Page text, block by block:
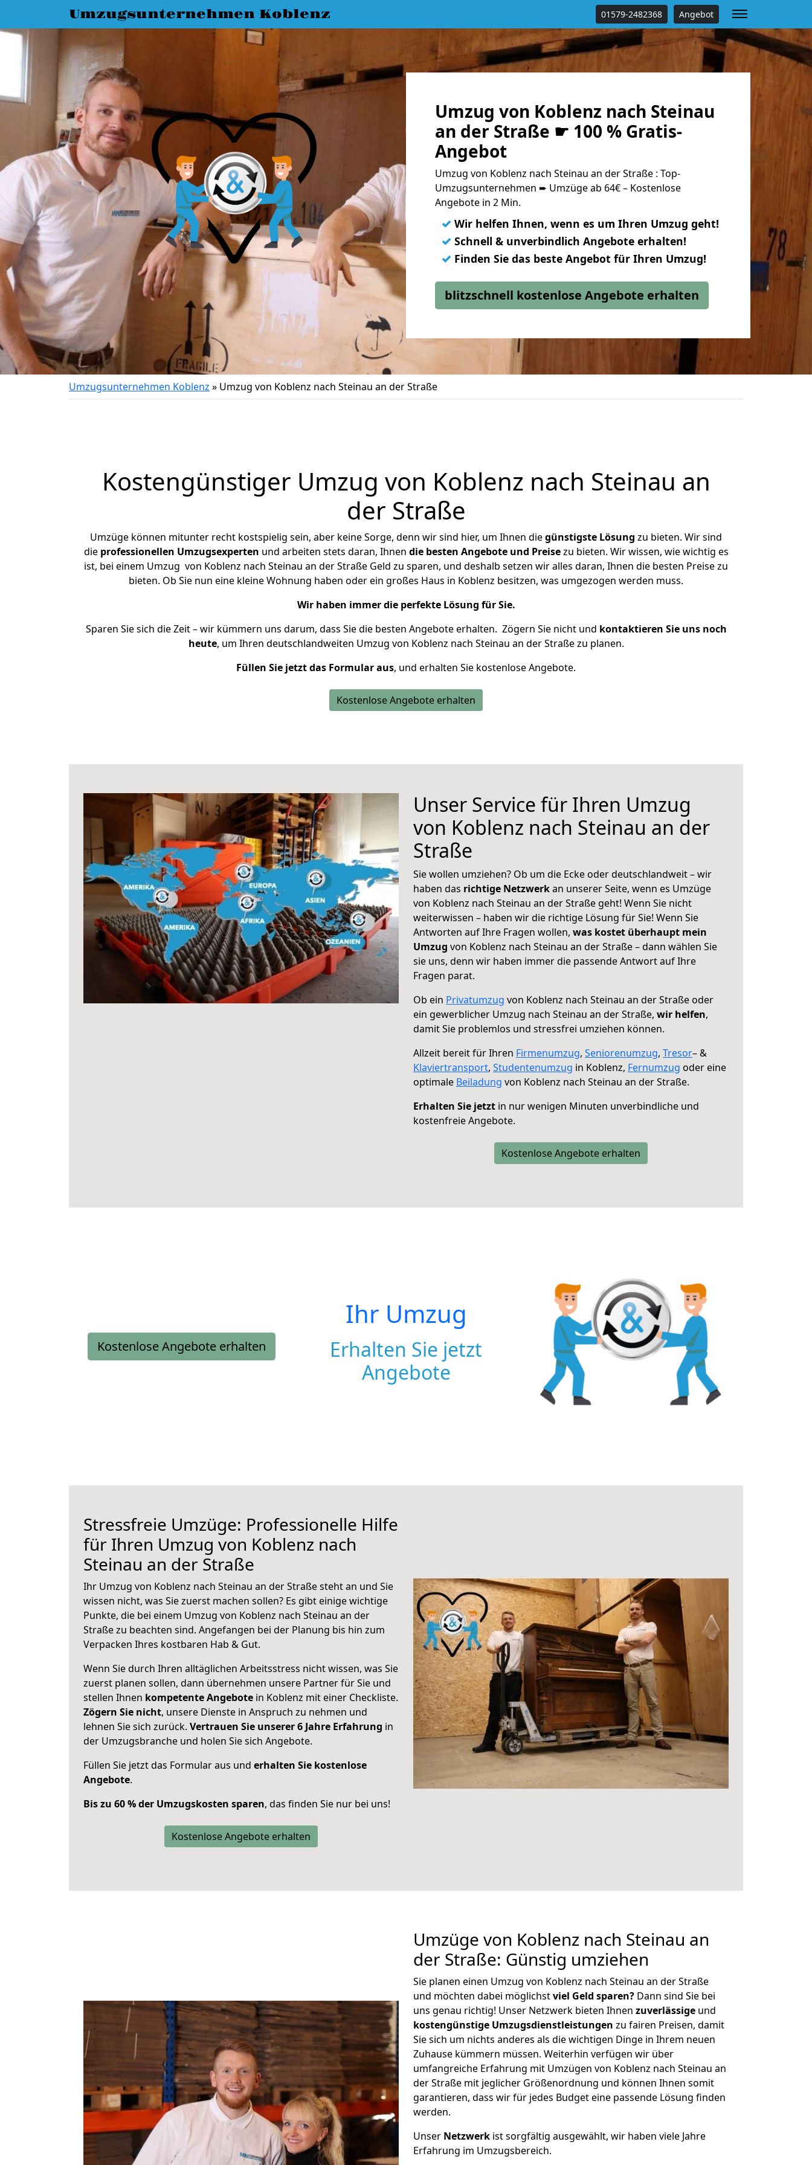
Umzugsunternehmen Koblenz 01579-2482368 Angebot
Umzug von Koblenz nach Steinau
an der Straße ☛ 100 % Gratis-
Angebot
Umzug von Koblenz nach Steinau an der Straße : Top-
Umzugsunternehmen ➨ Umzüge ab 64€ – Kostenlose
Angebote in 2 Min.
✓ Wir helfen Ihnen, wenn es um Ihren Umzug geht!
✓ Schnell & unverbindlich Angebote erhalten!
✓ Finden Sie das beste Angebot für Ihren Umzug!
blitzschnell kostenlose Angebote erhalten
Umzugsunternehmen Koblenz » Umzug von Koblenz nach Steinau an der Straße
Kostengünstiger Umzug von Koblenz nach Steinau an
der Straße
Umzüge können mitunter recht kostspielig sein, aber keine Sorge, denn wir sind hier, um Ihnen diegünstigste Lösung zu bieten. Wir sind
die professionellen Umzugsexperten und arbeiten stets daran, Ihnen die besten Angebote und Preisezu bieten. Wir wissen, wie wichtig es
ist, bei einem Umzug von Koblenz nach Steinau an der Straße Geld zu sparen, und deshalb setzen wir alles daran, Ihnen die besten Preise zu
bieten. Ob Sie nun eine kleine Wohnung haben oder ein großes Haus in Koblenz besitzen, was umgezogen werden muss.
Wir haben immer die perfekte Lösung für Sie.
Sparen Sie sich die Zeit – wir kümmern uns darum, dass Sie die besten Angebote erhalten. Zögern Sie nicht und kontaktieren Sie uns noch
heute, um Ihren deutschlandweiten Umzug von Koblenz nach Steinau an der Straße zu planen.
Füllen Sie jetzt das Formular aus, und erhalten Sie kostenlose Angebote.
Kostenlose Angebote erhalten
Unser Service für Ihren Umzug
von Koblenz nach Steinau an der
Straße
Sie wollen umziehen? Ob um die Ecke oder deutschlandweit – wir
haben das richtige Netzwerkan unserer Seite, wenn es Umzüge
von Koblenz nach Steinau an der Straße geht! Wenn Sie nicht
weiterwissen – haben wir die richtige Lösung für Sie! Wenn Sie
Antworten auf Ihre Fragen wollen, was kostet überhaupt mein
Umzug von Koblenz nach Steinau an der Straße – dann wählen Sie
sie uns, denn wir haben immer die passende Antwort auf Ihre
Fragen parat.
Ob ein Privatumzug von Koblenz nach Steinau an der Straße oder
ein gewerblicher Umzug nach Steinau an der Straße, wir helfen,
damit Sie problemlos und stressfrei umziehen können.
Allzeit bereit für Ihren Firmenumzug, Seniorenumzug, Tresor– &
Klaviertransport, Studentenumzug in Koblenz, Fernumzug oder eine
optimale Beiladung von Koblenz nach Steinau an der Straße.
Erhalten Sie jetzt in nur wenigen Minuten unverbindliche und
kostenfreie Angebote.
Kostenlose Angebote erhalten
Kostenlose Angebote erhalten
Ihr Umzug
Erhalten Sie jetzt
Angebote
Stressfreie Umzüge: Professionelle Hilfe
für Ihren Umzug von Koblenz nach
Steinau an der Straße
Ihr Umzug von Koblenz nach Steinau an der Straße steht an und Sie
wissen nicht, was Sie zuerst machen sollen? Es gibt einige wichtige
Punkte, die bei einem Umzug von Koblenz nach Steinau an der
Straße zu beachten sind. Angefangen bei der Planung bis hin zum
Verpacken Ihres kostbaren Hab & Gut.
Wenn Sie durch Ihren alltäglichen Arbeitsstress nicht wissen, was Sie
zuerst planen sollen, dann übernehmen unsere Partner für Sie und
stellen Ihnen kompetente Angebote in Koblenz mit einer Checkliste.
Zögern Sie nicht, unsere Dienste in Anspruch zu nehmen und
lehnen Sie sich zurück. Vertrauen Sie unserer 6 Jahre Erfahrung in
der Umzugsbranche und holen Sie sich Angebote.
Füllen Sie jetzt das Formular aus und erhalten Sie kostenlose
Angebote.
Bis zu 60 % der Umzugskosten sparen, das finden Sie nur bei uns!
Kostenlose Angebote erhalten
Umzüge von Koblenz nach Steinau an
der Straße: Günstig umziehen
Sie planen einen Umzug von Koblenz nach Steinau an der Straße
und möchten dabei möglichstviel Geld sparen? Dann sind Sie bei
uns genau richtig! Unser Netzwerk bieten Ihnen zuverlässige und
kostengünstige Umzugsdienstleistungen zu fairen Preisen, damit
Sie sich um nichts anderes als die wichtigen Dinge in Ihrem neuen
Zuhause kümmern müssen. Weiterhin verfügen wir über
umfangreiche Erfahrung mit Umzügen von Koblenz nach Steinau an
der Straße mit jeglicher Größenordnung und können Ihnen somit
garantieren, dass wir für jedes Budget eine passende Lösung finden
werden.
Unser Netzwerk ist sorgfältig ausgewählt, wir haben viele Jahre
Erfahrung im Umzugsbereich.